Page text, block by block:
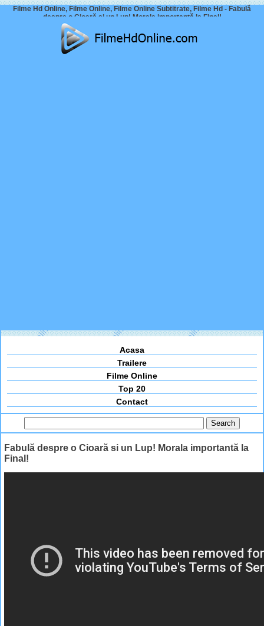
Filme Hd Online, Filme Online, Filme Online Subtitrate, Filme Hd - Fabulă
despre o Cioară si un Lup! Morala importantă la Final!
Acasa
Trailere
Filme Online
Top 20
Contact
Fabulă despre o Cioară si un Lup! Morala importantă la
Final!